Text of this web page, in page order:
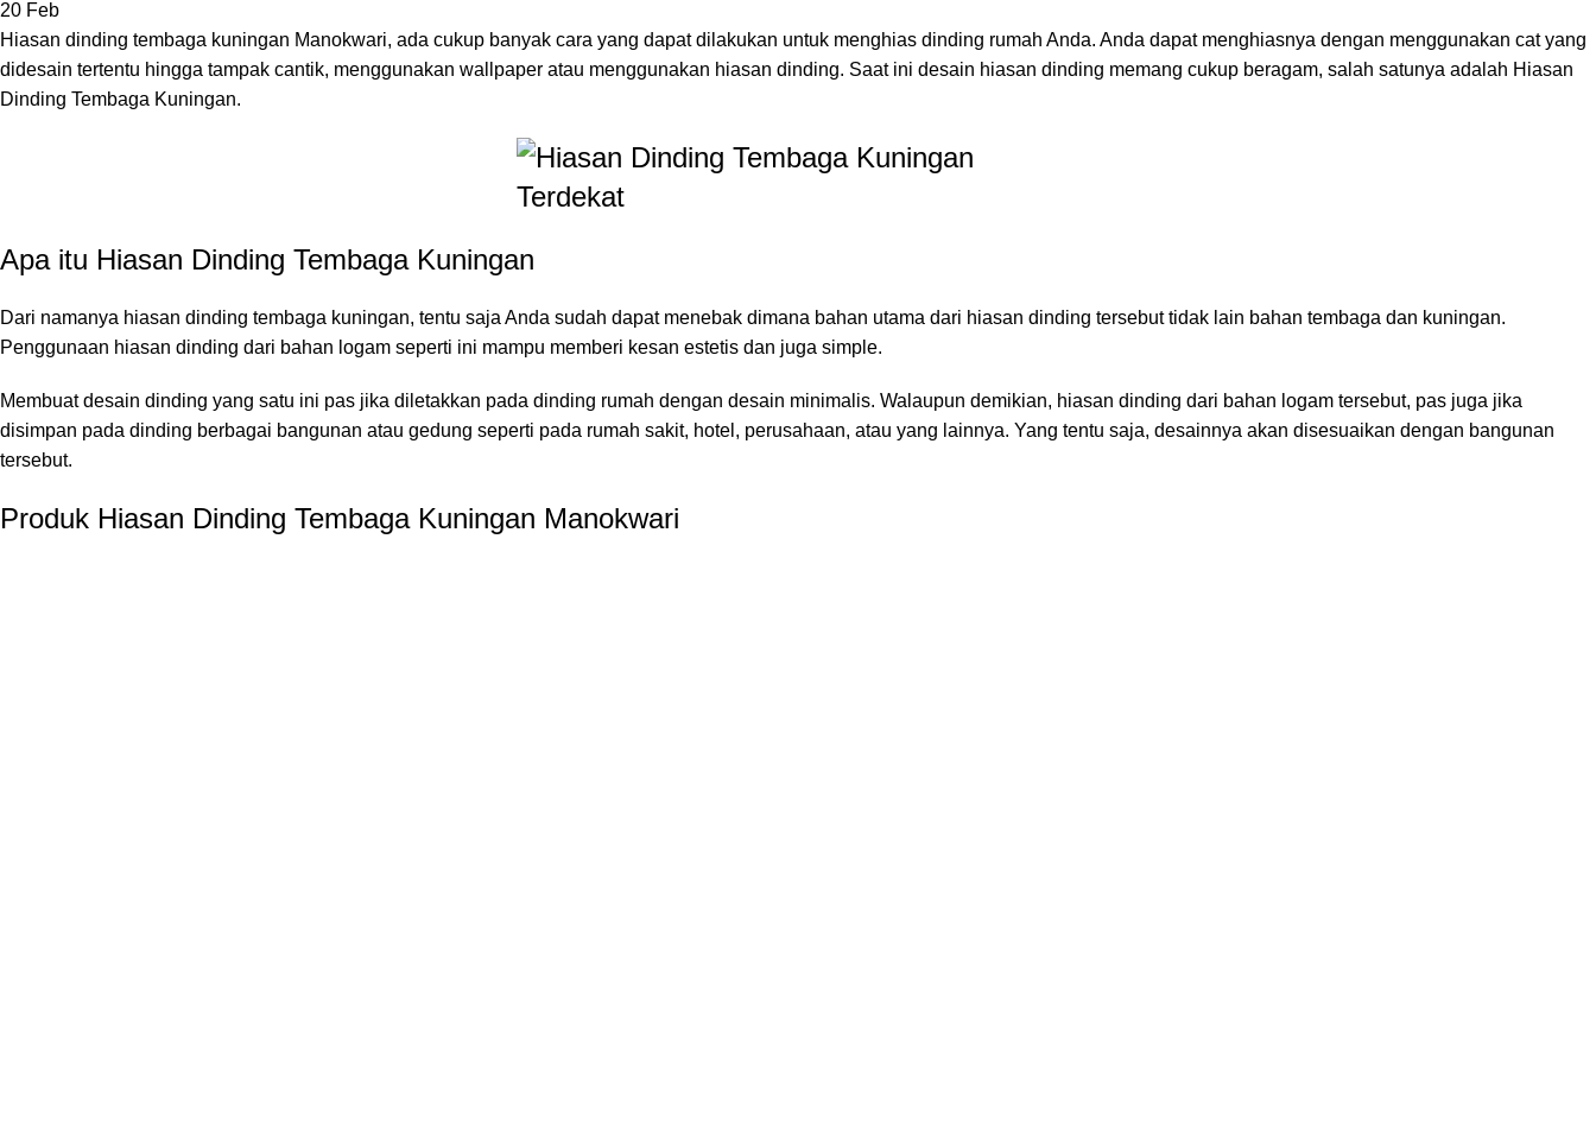
20 Feb
Hiasan dinding tembaga kuningan Manokwari, ada cukup banyak cara yang dapat dilakukan untuk menghias dinding rumah Anda. Anda dapat menghiasnya dengan menggunakan cat yang
didesain tertentu hingga tampak cantik, menggunakan wallpaper atau menggunakan hiasan dinding. Saat ini desain hiasan dinding memang cukup beragam, salah satunya adalah Hiasan
Dinding Tembaga Kuningan.
Apa itu Hiasan Dinding Tembaga Kuningan
Dari namanya hiasan dinding tembaga kuningan, tentu saja Anda sudah dapat menebak dimana bahan utama dari hiasan dinding tersebut tidak lain bahan tembaga dan kuningan.
Penggunaan hiasan dinding dari bahan logam seperti ini mampu memberi kesan estetis dan juga simple.
Membuat desain dinding yang satu ini pas jika diletakkan pada dinding rumah dengan desain minimalis. Walaupun demikian, hiasan dinding dari bahan logam tersebut, pas juga jika
disimpan pada dinding berbagai bangunan atau gedung seperti pada rumah sakit, hotel, perusahaan, atau yang lainnya. Yang tentu saja, desainnya akan disesuaikan dengan bangunan
tersebut.
Produk Hiasan Dinding Tembaga Kuningan Manokwari